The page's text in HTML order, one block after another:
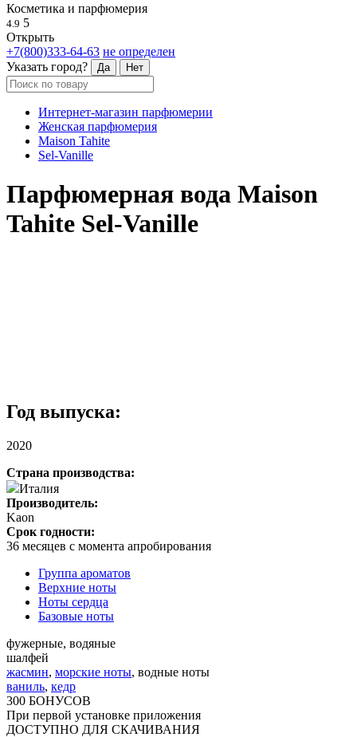
Косметика и парфюмерия
4.9 5
Открыть
+7(800)333-64-63 не определен
Указать город?
Да Нет
Интернет-магазин парфюмерии
Женская парфюмерия
Maison Tahite
Sel-Vanille
Парфюмерная вода Maison
Tahite Sel-Vanille
Год выпуска:
2020
Страна производства:
Италия
Производитель:
Kaon
Срок годности:
36 месяцев с момента апробирования
Группа ароматов
Верхние ноты
Ноты сердца
Базовые ноты
фужерные, водяные
шалфей
жасмин, морские ноты, водные ноты
ваниль, кедр
300 БОНУСОВ
При первой установке приложения
ДОСТУПНО ДЛЯ СКАЧИВАНИЯ